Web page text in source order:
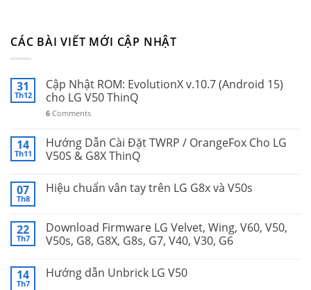
CÁC BÀI VIẾT MỚI CẬP NHẬT
31
Th12
Cập Nhật ROM: EvolutionX v.10.7 (Android 15)
cho LG V50 ThinQ
6 Comments
14
Th11
Hướng Dẫn Cài Đặt TWRP / OrangeFox Cho LG
V50S & G8X ThinQ
07
Th8
Hiệu chuẩn vân tay trên LG G8x và V50s
22
Th7
Download Firmware LG Velvet, Wing, V60, V50,
V50s, G8, G8X, G8s, G7, V40, V30, G6
14
Th7
Hướng dẫn Unbrick LG V50